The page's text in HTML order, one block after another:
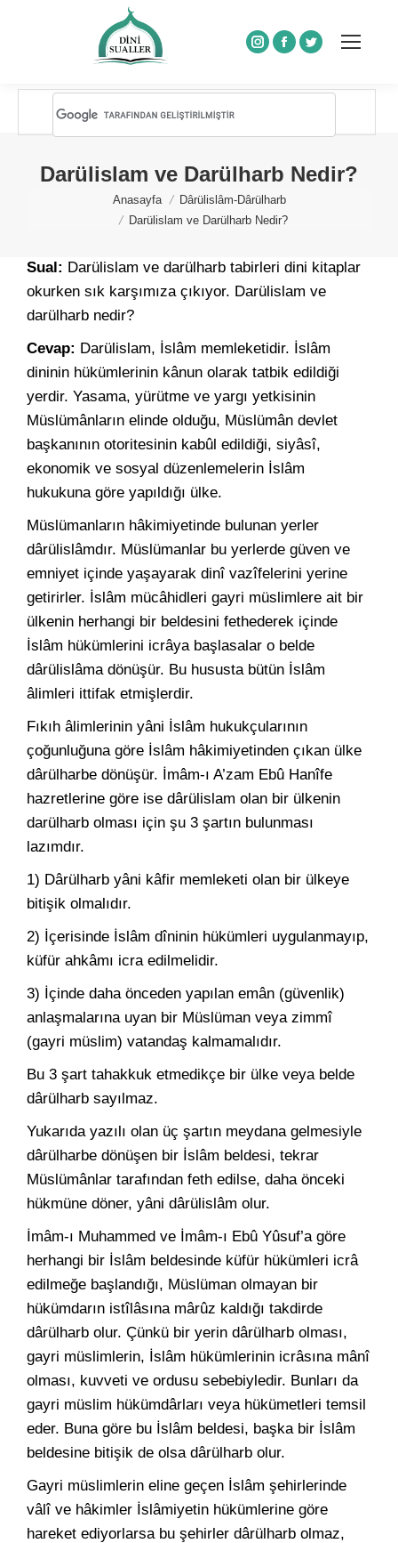
Instagram
Facebook
Twitter
Darülislam ve Darülharb Nedir?
You are here:Anasayfa
Dârülislâm-Dârülharb
Darülislam ve Darülharb Nedir?
Sual: Darülislam ve darülharb tabirleri dini kitaplar
okurken sık karşımıza çıkıyor. Darülislam ve
darülharb nedir?
Cevap: Darülislam, İslâm memleketidir. İslâm
dininin hükümlerinin kânun olarak tatbik edildiği
yerdir. Yasama, yürütme ve yargı yetkisinin
Müslümânların elinde olduğu, Müslümân devlet
başkanının otoritesinin kabûl edildiği, siyâsî,
ekonomik ve sosyal düzenlemelerin İslâm
hukukuna göre yapıldığı ülke.
Müslümanların hâkimiyetinde bulunan yerler
dârülislâmdır. Müslümanlar bu yerlerde güven ve
emniyet içinde yaşayarak dinî vazîfelerini yerine
getirirler. İslâm mücâhidleri gayri müslimlere ait bir
ülkenin herhangi bir beldesini fethederek içinde
İslâm hükümlerini icrâya başlasalar o belde
dârülislâma dönüşür. Bu hususta bütün İslâm
âlimleri ittifak etmişlerdir.
Fıkıh âlimlerinin yâni İslâm hukukçularının
çoğunluğuna göre İslâm hâkimiyetinden çıkan ülke
dârülharbe dönüşür. İmâm-ı A’zam Ebû Hanîfe
hazretlerine göre ise dârülislam olan bir ülkenin
darülharb olması için şu 3 şartın bulunması
lazımdır.
1) Dârülharb yâni kâfir memleketi olan bir ülkeye
bitişik olmalıdır.
2) İçerisinde İslâm dîninin hükümleri uygulanmayıp,
küfür ahkâmı icra edilmelidir.
3) İçinde daha önceden yapılan emân (güvenlik)
anlaşmalarına uyan bir Müslüman veya zimmî
(gayri müslim) vatandaş kalmamalıdır.
Bu 3 şart tahakkuk etmedikçe bir ülke veya belde
dârülharb sayılmaz.
Yukarıda yazılı olan üç şartın meydana gelmesiyle
dârülharbe dönüşen bir İslâm beldesi, tekrar
Müslümânlar tarafından feth edilse, daha önceki
hükmüne döner, yâni dârülislâm olur.
İmâm-ı Muhammed ve İmâm-ı Ebû Yûsuf’a göre
herhangi bir İslâm beldesinde küfür hükümleri icrâ
edilmeğe başlandığı, Müslüman olmayan bir
hükümdarın istîlâsına mârûz kaldığı takdirde
dârülharb olur. Çünkü bir yerin dârülharb olması,
gayri müslimlerin, İslâm hükümlerinin icrâsına mânî
olması, kuvveti ve ordusu sebebiyledir. Bunları da
gayri müslim hükümdârları veya hükümetleri temsil
eder. Buna göre bu İslâm beldesi, başka bir İslâm
beldesine bitişik de olsa dârülharb olur.
Gayri müslimlerin eline geçen İslâm şehirlerinde
vâlî ve hâkimler İslâmiyetin hükümlerine göre
hareket ediyorlarsa bu şehirler dârülharb olmaz,